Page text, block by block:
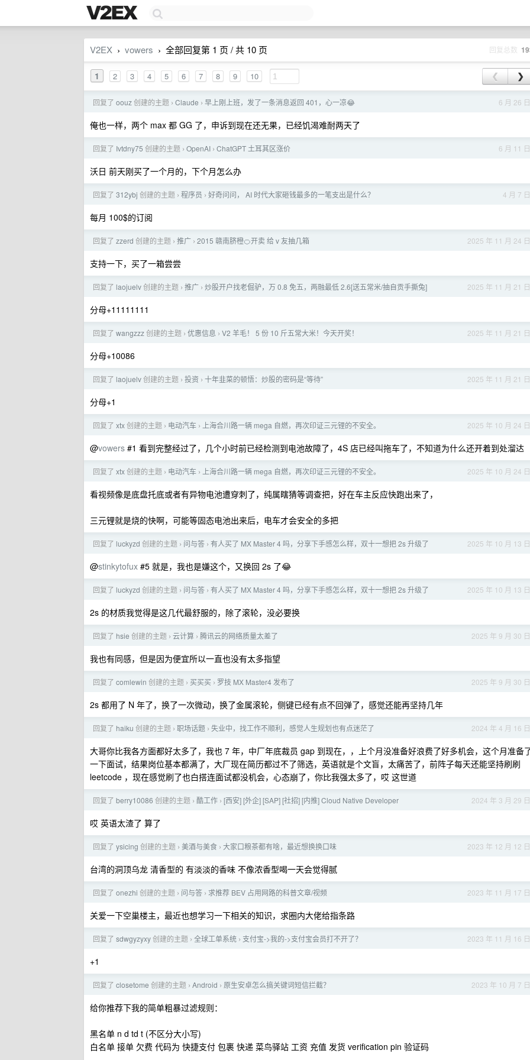
V2EX › vowers › 全部回复第 1 页 / 共 10 页 回复总数
1 2 3 4 5 6 7 8 9 10 ❮ ❯
6 月 26 日
回复了 oouz创建的主题 › Claude › 早上刚上班，发了一条消息返回 401，心一凉😂
俺也一样，两个 max 都 GG 了，申诉到现在还无果，已经饥渴难耐两天了
6 月 11 日
回复了 Ivtdny75 创建的主题 › OpenAI › ChatGPT 土耳其区涨价
沃日 前天刚买了一个月的，下个月怎么办
4 月 7 日
回复了 312ybj 创建的主题 › 程序员 › 好奇问问， AI 时代大家砸钱最多的一笔支出是什么？
每月 100$的订阅
2025 年 11 月 24 日
回复了 zzerd 创建的主题 › 推广 › 2015 赣南脐橙🍊开卖 给 v 友抽几箱
支持一下，买了一箱尝尝
2025 年 11 月 21 日
回复了 laojuelv创建的主题 › 推广 › 炒股开户找老倔驴，万 0.8 免五，两融最低 2.6[送五常米/抽自贡手撕兔]
分母+11111111
2025 年 11 月 21 日
回复了 wangzzz创建的主题 › 优惠信息 › V2 羊毛！ 5 份 10 斤五常大米！今天开奖！
分母+10086
2025 年 11 月 21 日
回复了 laojuelv创建的主题 › 投资 › 十年韭菜的顿悟：炒股的密码是“等待”
分母+1
2025 年 10 月 24 日
回复了 xtx创建的主题 › 电动汽车 › 上海合川路一辆 mega 自燃，再次印证三元锂的不安全。
@vowers #1 看到完整经过了，几个小时前已经检测到电池故障了，4S 店已经叫拖车了，不知道为什么还开着到处溜达
2025 年 10 月 24 日
回复了 xtx创建的主题 › 电动汽车 › 上海合川路一辆 mega 自燃，再次印证三元锂的不安全。
看视频像是底盘托底或者有异物电池遭穿刺了，纯属瞎猜等调查把，好在车主反应快跑出来了，
三元锂就是烧的快啊，可能等固态电池出来后，电车才会安全的多把
2025 年 10 月 13 日
回复了 luckyzd 创建的主题 › 问与答 › 有人买了 MX Master 4 吗，分享下手感怎么样，双十一想把 2s 升级了
@stinkytofux #5 就是，我也是嫌这个，又换回 2s 了😂
2025 年 10 月 13 日
回复了 luckyzd 创建的主题 › 问与答 › 有人买了 MX Master 4 吗，分享下手感怎么样，双十一想把 2s 升级了
2s 的材质我觉得是这几代最舒服的，除了滚轮，没必要换
2025 年 9 月 30 日
回复了 hsie 创建的主题 › 云计算 › 腾讯云的网络质量太差了
我也有同感，但是因为便宜所以一直也没有太多指望
2025 年 9 月 30 日
回复了 comlewin 创建的主题 › 买买买 › 罗技 MX Master4 发布了
2s 都用了 N 年了，换了一次微动，换了金属滚轮，侧键已经有点不回弹了，感觉还能再坚持几年
2024 年 4 月 16 日
回复了 haiku 创建的主题 › 职场话题 › 失业中，找工作不顺利，感觉人生规划也有点迷茫了
大哥你比我各方面都好太多了，我也 7 年，中厂年底裁员 gap 到现在，，上个月没准备好浪费了好多机会，这个月准备
一下面试，结果岗位基本都满了，大厂现在简历都过不了筛选，英语就是个文盲，太痛苦了，前阵子每天还能坚持刷刷
leetcode ，现在感觉刷了也白搭连面试都没机会，心态崩了，你比我强太多了，哎 这世道
2024 年 3 月 29 日
回复了 berry10086 创建的主题 › 酷工作 › [西安] [外企] [SAP] [社招] [内推] Cloud Native Developer
哎 英语太渣了 算了
2023 年 12 月 12 日
回复了 ysicing 创建的主题 › 美酒与美食 › 大家口粮茶都有啥，最近想换换口味
台湾的洞顶乌龙 清香型的 有淡淡的香味 不像浓香型喝一天会觉得腻
2023 年 11 月 17 日
回复了 onezhi 创建的主题 › 问与答 › 求推荐 BEV 占用网路的科普文章/视频
关爱一下空巢楼主，最近也想学习一下相关的知识，求圈内大佬给指条路
2023 年 11 月 16 日
回复了 sdwgyzyxy创建的主题 › 全球工单系统 › 支付宝->我的->支付宝会员打不开了？
+1
2023 年 10 月 7 日
回复了 closetome 创建的主题 › Android › 原生安卓怎么搞关键词短信拦截？
给你推荐下我的简单粗暴过滤规则：
黑名单 n d td t (不区分大小写)
白名单 接单 欠费 代码为 快捷支付 包裹 快递 菜鸟驿站 工资 充值 发货 verification pin 验证码